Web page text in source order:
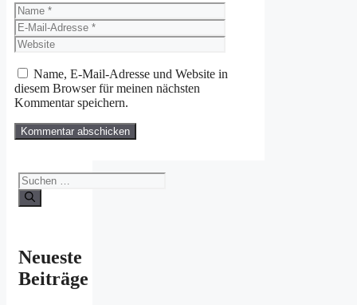
Name
Mail-
Adresse
Name, E-Mail-Adresse und Website in
diesem Browser für meinen nächsten
Kommentar speichern.
Suchen
nach:
Neueste
Beiträge